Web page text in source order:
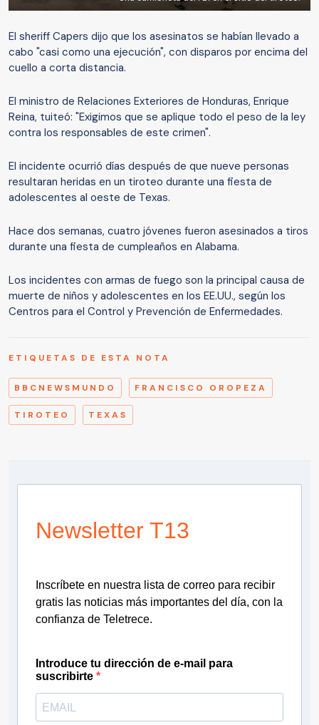
El sheriff Capers dijo que los asesinatos se habían llevado a
cabo "casi como una ejecución", con disparos por encima del
cuello a corta distancia.
El ministro de Relaciones Exteriores de Honduras, Enrique
Reina, tuiteó: "Exigimos que se aplique todo el peso de la ley
contra los responsables de este crimen".
El incidente ocurrió días después de que nueve personas
resultaran heridas en un tiroteo durante una fiesta de
adolescentes al oeste de Texas.
Hace dos semanas, cuatro jóvenes fueron asesinados a tiros
durante una fiesta de cumpleaños en Alabama.
Los incidentes con armas de fuego son la principal causa de
muerte de niños y adolescentes en los EE.UU., según los
Centros para el Control y Prevención de Enfermedades.
ETIQUETAS DE ESTA NOTA
BBCNEWSMUNDO FRANCISCO OROPEZA
TIROTEO TEXAS
Newsletter T13
Inscríbete en nuestra lista de correo para recibir
gratis las noticias más importantes del día, con la
confianza de Teletrece.
Introduce tu dirección de e-mail para
suscribirte